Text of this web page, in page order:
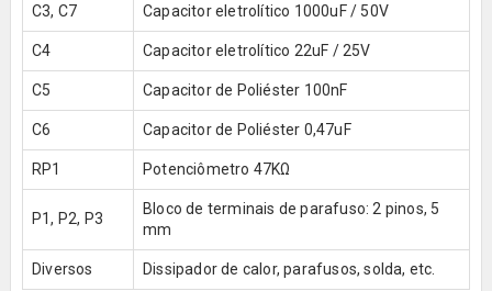
C3, C7 Capacitor eletrolítico 1000uF / 50V
C4 Capacitor eletrolítico 22uF / 25V
C5 Capacitor de Poliéster 100nF
C6 Capacitor de Poliéster 0,47uF
RP1 Potenciômetro 47KΩ
P1, P2, P3
Bloco de terminais de parafuso: 2 pinos, 5
mm
Diversos Dissipador de calor, parafusos, solda, etc.